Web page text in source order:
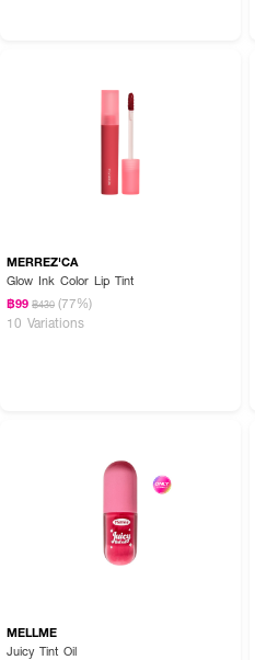
MERREZ'CA
Glow Ink Color Lip Tint
฿99 ฿430 (77%)
10 Variations
MELLME
Juicy Tint Oil